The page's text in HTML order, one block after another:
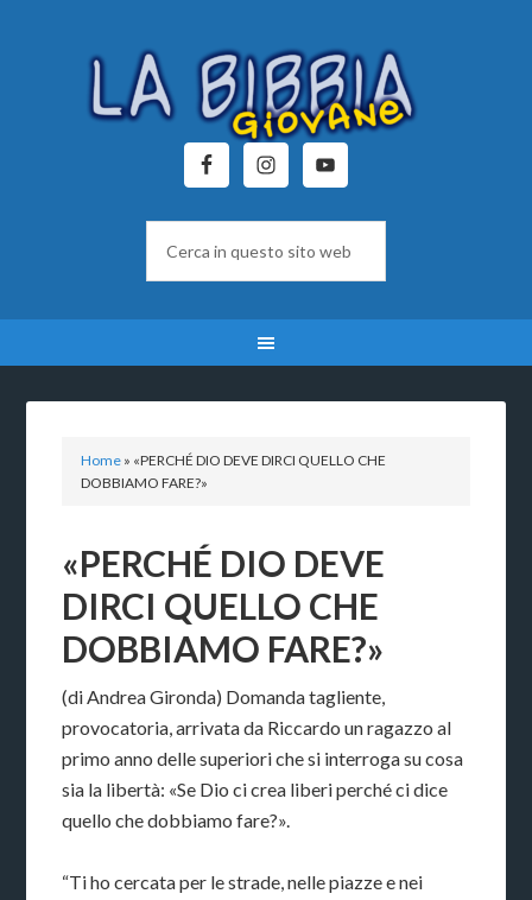
Home » «PERCHÉ DIO DEVE DIRCI QUELLO CHE
DOBBIAMO FARE?»
«PERCHÉ DIO DEVE
DIRCI QUELLO CHE
DOBBIAMO FARE?»
(di Andrea Gironda) Domanda tagliente,
provocatoria, arrivata da Riccardo un ragazzo al
primo anno delle superiori che si interroga su cosa
sia la libertà: «Se Dio ci crea liberi perché ci dice
quello che dobbiamo fare?».
“Ti ho cercata per le strade, nelle piazze e nei